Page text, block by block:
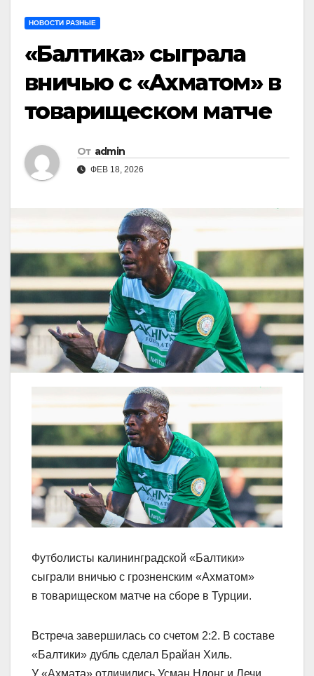
НОВОСТИ РАЗНЫЕ
«Балтика» сыграла
вничью с «Ахматом» в
товарищеском матче
От admin
ФЕВ 18, 2026
Футболисты калининградской «Балтики»
сыграли вничью с грозненским «Ахматом»
в товарищеском матче на сборе в Турции.
Встреча завершилась со счетом 2:2. В составе
«Балтики» дубль сделал Брайан Хиль.